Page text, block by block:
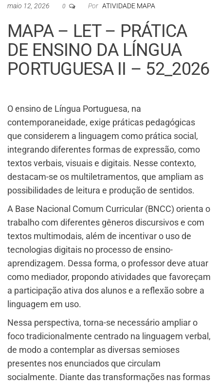
maio 12, 2026 0 Por ATIVIDADE MAPA
MAPA – LET – PRÁTICA
DE ENSINO DA LÍNGUA
PORTUGUESA II – 52_2026
O ensino de Língua Portuguesa, na
contemporaneidade, exige práticas pedagógicas
que considerem a linguagem como prática social,
integrando diferentes formas de expressão, como
textos verbais, visuais e digitais. Nesse contexto,
destacam-se os multiletramentos, que ampliam as
possibilidades de leitura e produção de sentidos.
A Base Nacional Comum Curricular (BNCC) orienta o
trabalho com diferentes gêneros discursivos e com
textos multimodais, além de incentivar o uso de
tecnologias digitais no processo de ensino-
aprendizagem. Dessa forma, o professor deve atuar
como mediador, propondo atividades que favoreçam
a participação ativa dos alunos e a reflexão sobre a
linguagem em uso.
Nessa perspectiva, torna-se necessário ampliar o
foco tradicionalmente centrado na linguagem verbal,
de modo a contemplar as diversas semioses
presentes nos enunciados que circulam
socialmente. Diante das transformações nas formas